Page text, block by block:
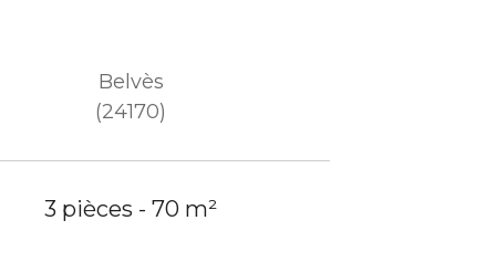
Belvès
(24170)
3 pièces - 70 m²